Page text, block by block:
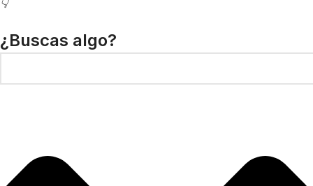
👇
¿Buscas algo?